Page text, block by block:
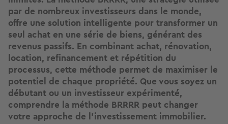
par de nombreux investisseurs dans le monde,
offre une solution intelligente pour transformer un
seul achat en une série de biens, générant des
revenus passifs. En combinant achat, rénovation,
location, refinancement et répétition du
processus, cette méthode permet de maximiser le
potentiel de chaque propriété. Que vous soyez un
débutant ou un investisseur expérimenté,
comprendre la méthode BRRRR peut changer
votre approche de l’investissement immobilier.